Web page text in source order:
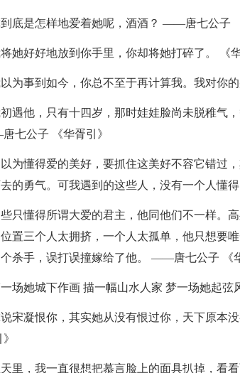
底是怎样地爱着她呢，酒酒？ ——唐七公子
她好好地放到你手里，你却将她打碎了。 《华
为事到如今，你总不至于再计算我。我对你
遇他，只有十四岁，那时娃娃脸尚未脱稚气
七公子 《华胥引》
为懂得爱的美好，要抓住这美好不容它错过
的勇气。可我遇到的这些人，没有一个人懂
只懂得所谓大爱的君主，他同他们不一样。
置三个人太拥挤，一个人太孤单，他只想要
杀手，误打误撞嫁给了他。 ——唐七公子 《
场她城下作画 描一幅山水人家 梦一场她起
宋凝恨你，其实她从没有恨过你，天下原
里，我一直很想把慕言脸上的面具扒掉，看